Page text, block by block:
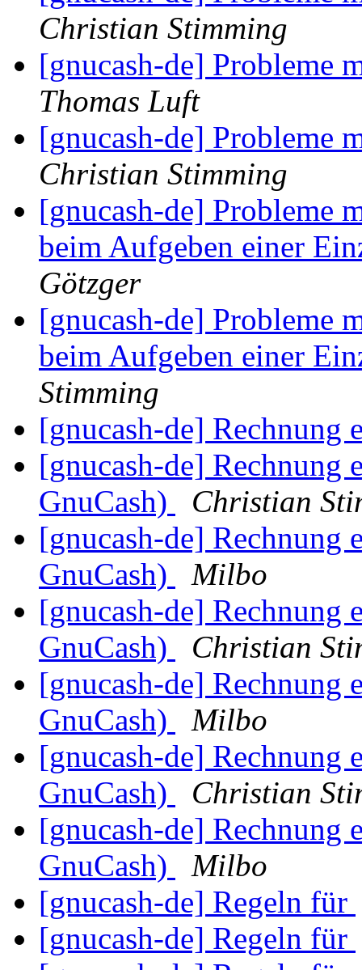
Christian Stimming
[gnucash-de] Probleme
Thomas Luft
[gnucash-de] Probleme
Christian Stimming
[gnucash-de] Probleme
beim Aufgeben einer
Götzger
[gnucash-de] Probleme
beim Aufgeben einer
Stimming
[gnucash-de] Rechnung
[gnucash-de] Rechnung
GnuCash)
Christian
[gnucash-de] Rechnung
GnuCash)
Milbo
[gnucash-de] Rechnung
GnuCash)
Christian
[gnucash-de] Rechnung
GnuCash)
Milbo
[gnucash-de] Rechnung
GnuCash)
Christian
[gnucash-de] Rechnung
GnuCash)
Milbo
[gnucash-de] Regeln für
[gnucash-de] Regeln für